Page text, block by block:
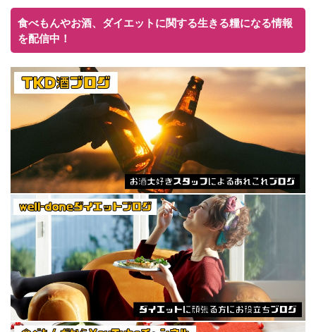
食べもんやお酒、ダイエットに関する生きる糧になる情報
を配信中！